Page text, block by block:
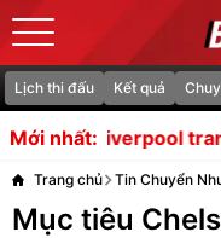
Lịch thi đấu Kết quả
Mới nhất:
Ezri Konsa với
Trang chủ Tin Chuyển
Mục tiêu